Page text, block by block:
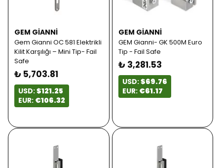
GEM GIANNI
Gem Gianni OC 581 Elektrikli
Kilit Karşılığı – Mini Tip- Fail
Safe
₺ 5,703.81
USD:$121.25
EUR: €106.32
GEM GIANNI
GEM Gianni- GK 500M Euro
Tip - Fail Safe
₺ 3,281.53
USD:$69.76
EUR: €61.17